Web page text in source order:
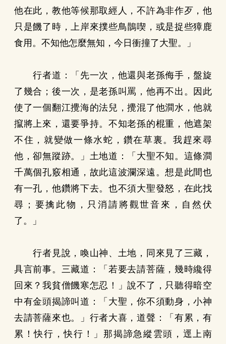
他在此，教他等候那取經人，不許為非作歹，他
只是饑了時，上岸來撲些鳥鵲喫，或是捉些獐鹿
食用。不知他怎麼無知，今日衝撞了大聖。」
行者道：「先一次，他還與老孫侮手，盤旋
了幾合；後一次，是老孫叫罵，他再不出。因此
使了一個翻江攪海的法兒，攪混了他澗水，他就
攛將上來，還要爭持。不知老孫的棍重，他遮架
不住，就變做一條水蛇，鑽在草裏。我趕來尋
他，卻無蹤跡。」土地道：「大聖不知。這條澗
千萬個孔竅相通，故此這波瀾深遠。想是此間也
有一孔，他鑽將下去。也不須大聖發怒，在此找
尋；要擒此物，只消請將觀世音來，自然伏
了。」
行者見說，喚山神、土地，同來見了三藏，
具言前事。三藏道：「若要去請菩薩，幾時纔得
回來？我貧僧饑寒怎忍！」說不了，只聽得暗空
中有金頭揭諦叫道：「大聖，你不須動身，小神
去請菩薩來也。」行者大喜，道聲：「有累，有
累！快行，快行！」那揭諦急縱雲頭，逕上南